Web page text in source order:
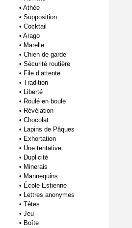
• Athée
• Supposition
• Cocktail
• Arago
• Marelle
• Chien de garde
• Sécurité routière
• File d’attente
• Tradition
• Liberté
• Roulé en boule
• Révélation
• Chocolat
• Lapins de Pâques
• Exhortation
• Une tentative...
• Duplicité
• Minerais
• Mannequins
• École Estienne
• Lettres anonymes
• Têtes
• Jeu
• Boîte